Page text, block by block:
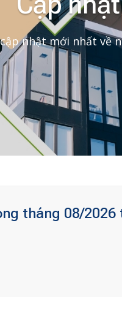
nhật mới nhất về
tháng 08/2026